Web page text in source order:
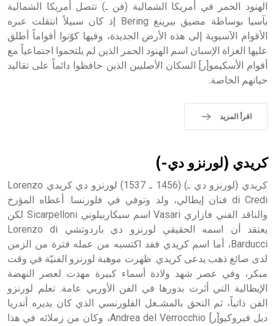
- هل تعلم أن أبجر Abgar اسم معروف جيداً يعود إلى عدد من
الملوك الذين حكموا مدينة إديسا (الرها) من أبجر الأول وحتى
التاسع، وهم ينتسبون إلى أسرة أوسروين
حيث تقتصر القيمة الصوتية للعلامة الك
الهنود الحمر في أمريكا الشمالية (فن ـ) تتصل أمريكا الشمالية
بآسيا بوساطة مضيق بيرينغ Bering إذ كان سبيلاً انتقلت عبره
الأقوام الآسيوية إلى هذه الأرض الجديدة، وفيها كوّنوا أقواماً أطلق
عليها الغزاة الإسبان اسم الهنود الحمر الذين لم يلتحموا اجتماعياً مع
أقوام الأسكيمو[ر] السكان الأصليين الذين حافظوا دائماً على تقاليد
حياتهم الخاصة.
اقرأ المزيد
كريدي (لورنزو دي-)
كريدي (لورنزو دي ـ) (1456 ـ 1537) لورنزو دي كريدي Lorenzo
di Credi فنان إيطالي، ولد وتوفي في فلورنسا. أعطاه المؤرخ
والناقد الفني فازاري Vasari اسم سيكاربيلوني Sicarpelloni لكن
يعتقد أن اسمه الحقيقي لورنزو دي باردوتشي Lorenzo di
Barducci، أما اسم كريدي فقد اكتسبه من عمله فترة من الزمن
لدى صائغ ذهب يدعى كريدي. ظهرت موهبة لورنزو الفنيّة في وقت
مبكر، وفي عصر شهد ولادة أسماء كبيرة مهدت لعصر النهضة
الإيطالية التي أثرت بدورها في الفن الأوربي عامة. تعلم لورنزو
الفن ذاتياً، ثم التحق بالمشـغل الفلورنسي الذي كان يديره أندريا
ديل فيروكيو[ر] Andrea del Verrocchio، وكان من زملائه في هذا